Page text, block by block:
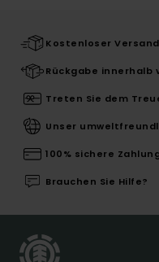
Kostenloser
Rückgabe innerhalb
Treten Sie dem
Unser
100% sichere
Brauchen Sie Hilfe?